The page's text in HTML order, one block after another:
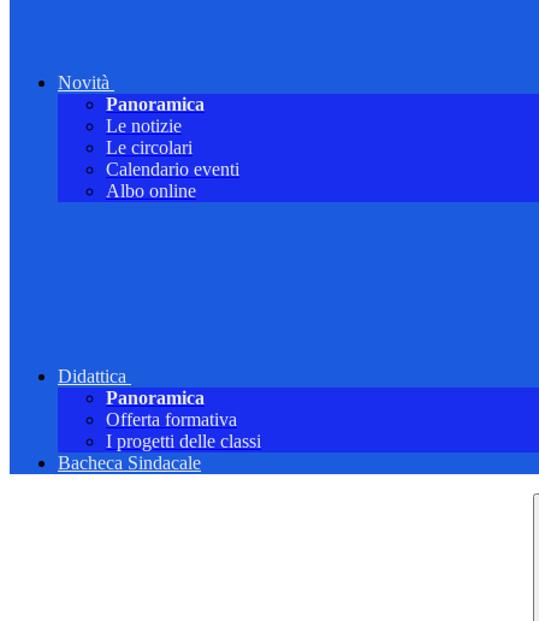
Novità
Panoramica
Le notizie
Le circolari
Calendario eventi
Albo online
Didattica
Panoramica
Offerta formativa
I progetti delle classi
Bacheca Sindacale